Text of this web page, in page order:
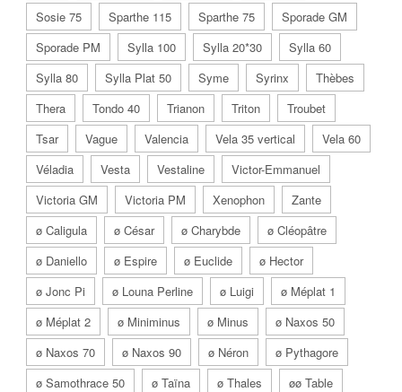
Sosie 75
Sparthe 115 Sparthe 75
Sporade GM
Sporade PM
Sylla 100 Sylla 20*30
Sylla 60
Sylla 80
Sylla Plat 50 Syme Syrinx
Thèbes
Thera
Tondo 40 Trianon Triton
Troubet
Tsar
Vague Valencia Vela 35 vertical
Vela 60
Véladia
Vesta Vestaline
Victor-Emmanuel
Victoria GM
Victoria PM Xenophon
Zante
ø Caligula
ø César ø Charybde
ø Cléopâtre
ø Daniello
ø Espire ø Euclide
ø Hector
ø Jonc Pi
ø Louna Perline ø Luigi
ø Méplat 1
ø Méplat 2
ø Miniminus ø Minus
ø Naxos 50
ø Naxos 70
ø Naxos 90 ø Néron
ø Pythagore
ø Samothrace 50
ø Taïna ø Thales
øø Table